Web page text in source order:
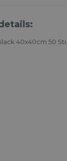
40x40cm 50